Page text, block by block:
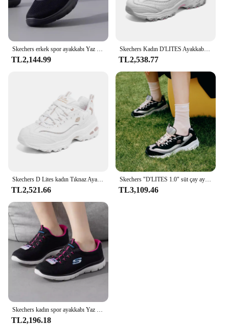
Skechers erkek spor ayakkabı Yaz nefes alabilen örgü rahat yürüyüş ayakkabısı
TL2,144.99
Skechers Kadın D'LITES Ayakkabı Rahat Spor kadın Tıknaz Ayakkabı Moda Hafif Yürüyüş Koşu Dantel Up tenis de mujer
TL2,538.77
Skechers D Lites kadın Tıknaz Ayakkabı Trendy koşu ayakkabıları Kadın klasik ayakkabılar Nefes Rahat Zapatillas De Mujer
TL2,521.66
Skechers "D'LITES 1.0" süt çay ayı siyah şeker süt baba ayakkabı, klasik tıknaz Sneakers
TL3,109.46
Skechers kadın spor ayakkabı Yaz nefes alabilen örgü rahat koşu ayakkabıları Koşu ayakkabıları
TL2,196.18